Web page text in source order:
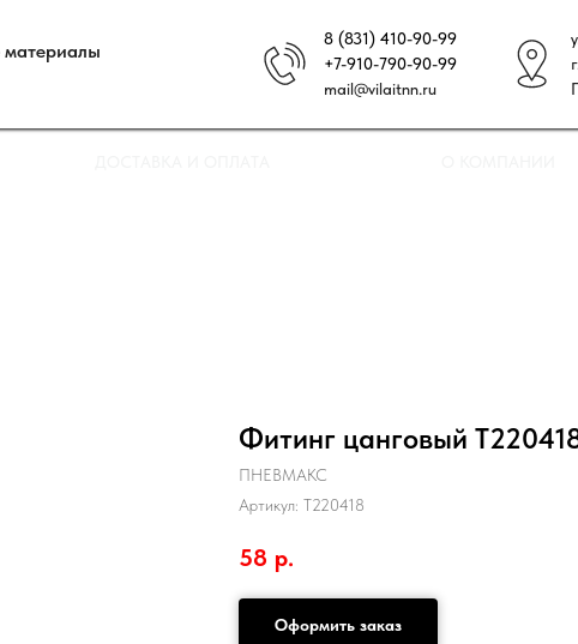
8 (831) 410-90-99
+7-910-790-90-99
mail@vilaitnn.ru
Фитинг цанговый
ПНЕВМАКС
Артикул: T220418
58 р.
Оформить заказ